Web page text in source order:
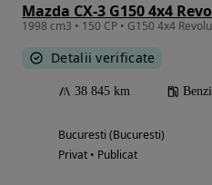
Mazda CX-3 G150 4x4
Detalii verificate
38 845 km
Bucuresti (Bucuresti)
Privat • Publicat